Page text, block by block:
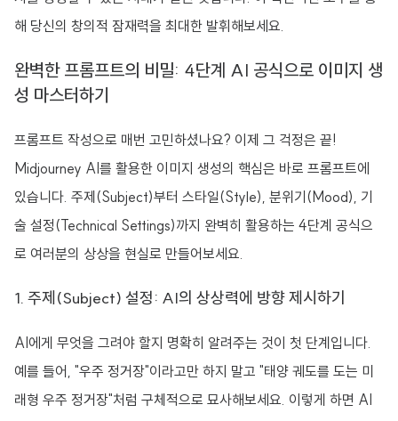
해 당신의 창의적 잠재력을 최대한 발휘해보세요.
완벽한 프롬프트의 비밀: 4단계 AI 공식으로 이미지 생
성 마스터하기
프롬프트 작성으로 매번 고민하셨나요? 이제 그 걱정은 끝!
Midjourney AI를 활용한 이미지 생성의 핵심은 바로 프롬프트에
있습니다. 주제(Subject)부터 스타일(Style), 분위기(Mood), 기
술 설정(Technical Settings)까지 완벽히 활용하는 4단계 공식으
로 여러분의 상상을 현실로 만들어보세요.
1. 주제(Subject) 설정: AI의 상상력에 방향 제시하기
AI에게 무엇을 그려야 할지 명확히 알려주는 것이 첫 단계입니다.
예를 들어, "우주 정거장"이라고만 하지 말고 "태양 궤도를 도는 미
래형 우주 정거장"처럼 구체적으로 묘사해보세요. 이렇게 하면 AI